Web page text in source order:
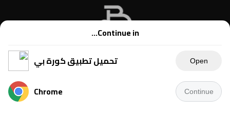
Copyright © 2021 Kora B, powered by Ahmednet.info
Continue in...
تحميل تطبيق كورة بي
Open
Chrome Continue